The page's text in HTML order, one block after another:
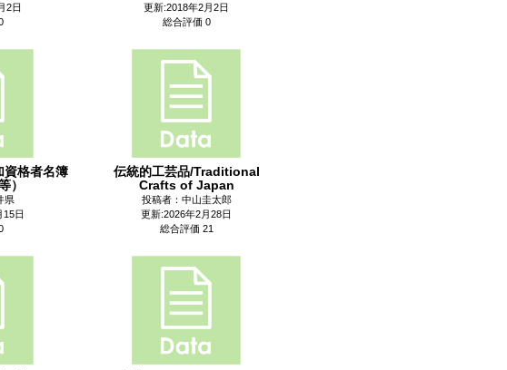
2日
更新:2018年2月2日
総合評価 0
資格者名簿
）
県
15日
伝統的工芸品/Traditional
Crafts of Japan
投稿者：中山圭太郎
更新:2026年2月28日
総合評価 21